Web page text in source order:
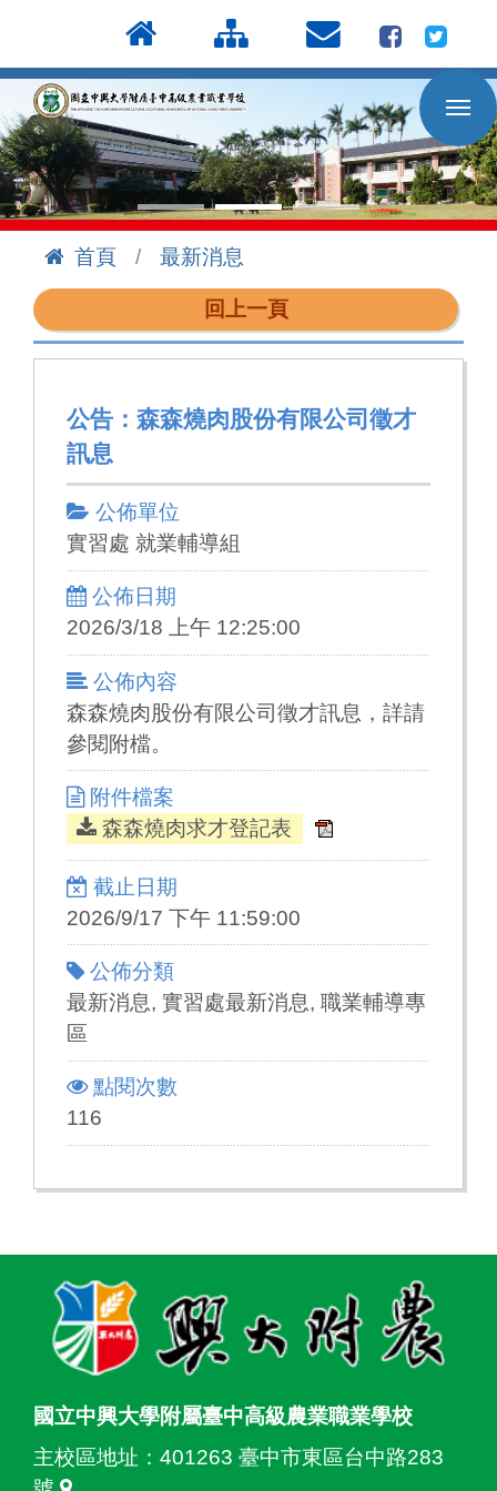
到
主
要
內
容
區
首頁
最新消息
回上一頁
公告：森森燒肉股份有限公司徵才
訊息
公佈單位
實習處 就業輔導組
公佈日期
2026/3/18 上午 12:25:00
公佈內容
森森燒肉股份有限公司徵才訊息，詳請
參閱附檔。
附件檔案
森森燒肉求才登記表
截止日期
2026/9/17 下午 11:59:00
公佈分類
最新消息, 實習處最新消息, 職業輔導專
區
點閱次數
116
國立中興大學附屬臺中高級農業職業學校
主校區地址： 401263 臺中市東區台中路283